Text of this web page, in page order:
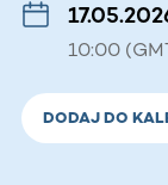
10:00
DODAJ DO